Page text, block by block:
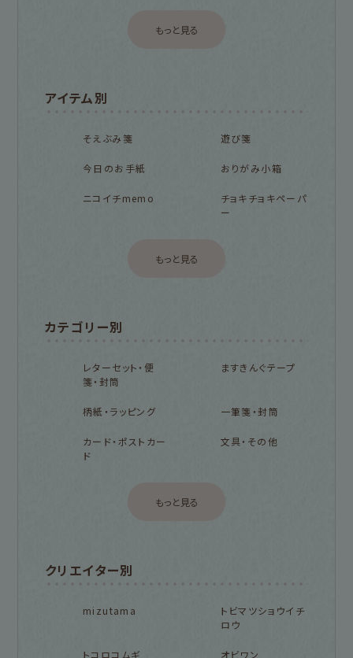
もっと見る
アイテム別
そえぶみ箋 遊び箋
今日のお手紙 おりがみ小箱
ニコイチmemo
チョキチョキペーパ
ー
もっと見る
カテゴリー別
レターセット・便
箋・封筒
ますきんぐテープ
柄紙・ラッピング 一筆箋・封筒
カード・ポストカー
ド
文具・その他
もっと見る
クリエイター別
mizutama
トビマツショウイチ
ロウ
トコロコムギ オビワン